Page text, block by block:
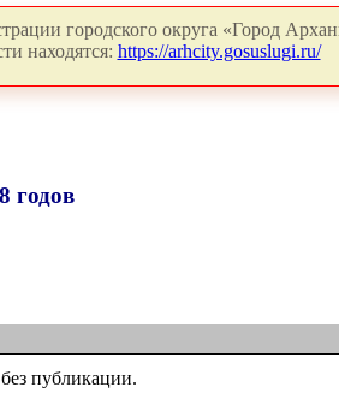
городского округа «Город
находятся: https://arhcity.gosuslugi.ru/
годов
публикации.